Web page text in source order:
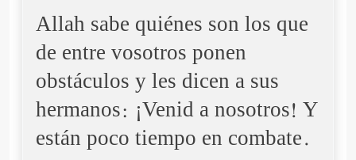
Allah sabe quiénes son los que
de entre vosotros ponen
obstáculos y les dicen a sus
hermanos: ¡Venid a nosotros! Y
están poco tiempo en combate.